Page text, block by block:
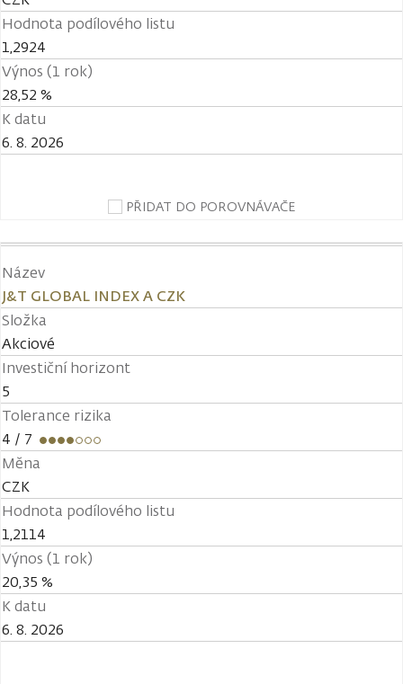
Hodnota podílového listu
1,2924
Výnos (1 rok)
28,52 %
K datu
6. 8. 2026
PŘIDAT DO POROVNÁVAČE
Název
J&T GLOBAL INDEX A CZK
Složka
Akciové
Investiční horizont
5
Tolerance rizika
4 / 7
Měna
CZK
Hodnota podílového listu
1,2114
Výnos (1 rok)
20,35 %
K datu
6. 8. 2026